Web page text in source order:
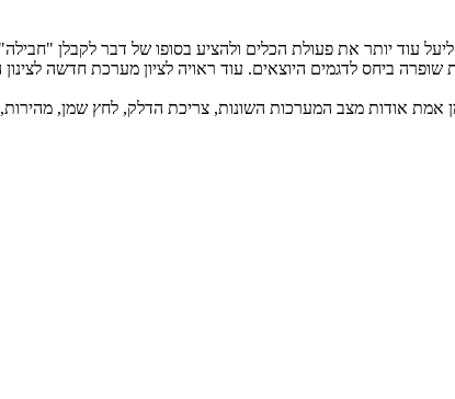
עוד יותר את פעולת הכלים ולהציע בסופו של דבר לקבלן
ביחס לדגמים היוצאים. עוד ראויה לציון מערכת חדשה